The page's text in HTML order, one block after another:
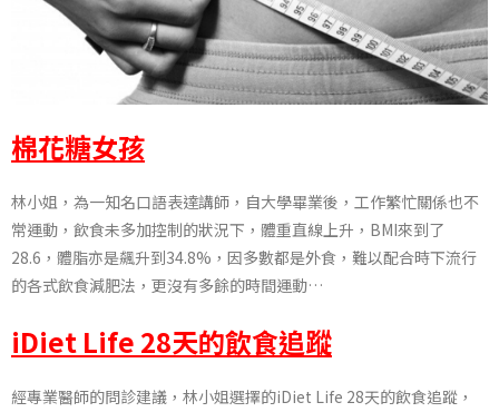
棉花糖女孩
林小姐 ，為一知名口語表達講師，自大學畢業後，工作繁忙關係也不
常運動，飲食未多加控制的狀況下，體重直線上升， BMI來到了
28.6 ，體脂亦是飆升到34.8% ，因多數都是外食，難以配合時下流行
的各式飲食減肥法，更沒有多餘的時間運動…
iDiet Life 28天的飲食追蹤
經專業醫師的問診建議，林小姐選擇的iDiet Life 28天的飲食追蹤，